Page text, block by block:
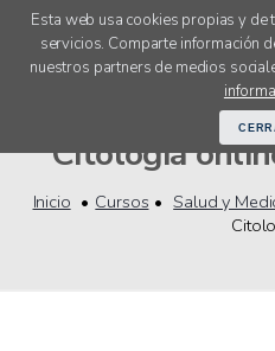
Esta web usa cookies propias y
servicios. Comparte información
nuestros partners de medios
Cursos
Citología
Inicio Cursos Salud y